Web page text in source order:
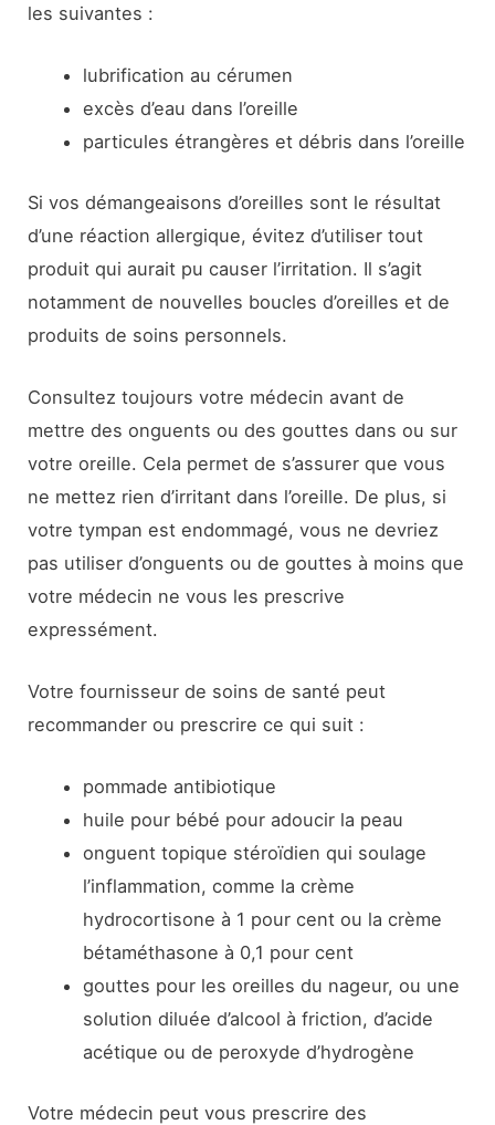
les suivantes :
lubrification au cérumen
excès d’eau dans l’oreille
particules étrangères et débris dans l’oreille
Si vos démangeaisons d’oreilles sont le résultat
d’une réaction allergique, évitez d’utiliser tout
produit qui aurait pu causer l’irritation. Il s’agit
notamment de nouvelles boucles d’oreilles et de
produits de soins personnels.
Consultez toujours votre médecin avant de
mettre des onguents ou des gouttes dans ou sur
votre oreille. Cela permet de s’assurer que vous
ne mettez rien d’irritant dans l’oreille. De plus, si
votre tympan est endommagé, vous ne devriez
pas utiliser d’onguents ou de gouttes à moins que
votre médecin ne vous les prescrive
expressément.
Votre fournisseur de soins de santé peut
recommander ou prescrire ce qui suit :
pommade antibiotique
huile pour bébé pour adoucir la peau
onguent topique stéroïdien qui soulage
l’inflammation, comme la crème
hydrocortisone à 1 pour cent ou la crème
bétaméthasone à 0,1 pour cent
gouttes pour les oreilles du nageur, ou une
solution diluée d’alcool à friction, d’acide
acétique ou de peroxyde d’hydrogène
Votre médecin peut vous prescrire des